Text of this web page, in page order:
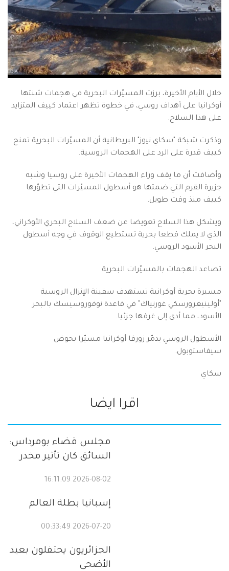
خلال الأيام الأخيرة، برزت المسيّرات البحرية في هجمات شنتها
أوكرانيا على أهداف روسي، في خطوة تظهر اعتماد كييف المتزايد
على هذا السلاح.
وذكرت شبكة "سكاي نيوز" البريطانية أن المسيّرات البحرية تمنح
كييف قدرة على الرد على الهجمات الروسية.
وأضافت أن ما يقف وراء الهجمات الأخيرة على روسيا وشبه
جزيرة القرم التي ضمتها هو أسطول المسيّرات التي تطوّرها
كييف منذ وقت طويل.
ويشكل هذا السلاح تعويضا عن ضعف السلاح البحري الأوكراني،
الذي لا يملك قطعا بحرية تستطيع الوقوف في وجه أسطول
البحر الأسود الروسي.
تصاعد الهجمات بالمسيّرات البحرية
مسيرة بحرية أوكرانية تستهدف سفينة الإنزال الروسية
"أولينيغرورسكي غورنياك" في قاعدة نوفوروسيسك بالبحر
الأسود، مما أدى إلى غرقها جزئيا.
الأسطول الروسي يدمّر زورقا أوكرانيا مسيّرا بحوض
سيفاستوبول.
سكاي
اقرا ايضا
مجلس قضاء بومرداس:
السائق كان تأثير مخدر
2026-08-02 16:11:09
إسبانيا بطلة العالم
2026-07-20 00:33:49
الجزائريون يحتفلون بعيد
الأضحى